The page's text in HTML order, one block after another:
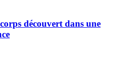
découvert dans une